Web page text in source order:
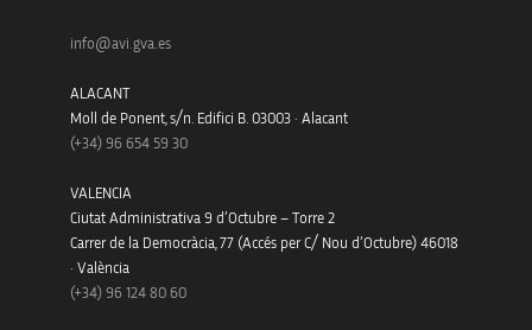
info@avi.gva.es
ALACANT
Moll de Ponent, s/n. Edifici B. 03003 · Alacant
(+34) 96 654 59 30
VALENCIA
Ciutat Administrativa 9 d’Octubre – Torre 2
Carrer de la Democràcia, 77 (Accés per C/ Nou d’Octubre) 46018
· València
(+34) 96 124 80 60